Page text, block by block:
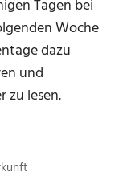
Tagen bei
Woche
dazu
und
zu lesen.